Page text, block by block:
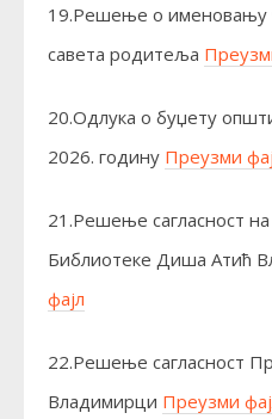
19.Решење о именовању
савета родитеља
20.Одлука о буџету
2026. годину Преузми
21.Решење сагласност
Библиотеке Диша Атић
фајл
22.Решење сагласност
Владимирци Преузми